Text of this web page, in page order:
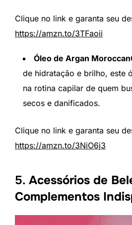
Clique no link e garanta seu
https://amzn.to/3TFaoii
Óleo de Argan
de hidratação e brilho, este
na rotina capilar de quem
secos e danificados.
Clique no link e garanta seu
https://amzn.to/3NiO6j3
5. Acessórios de
Complementos